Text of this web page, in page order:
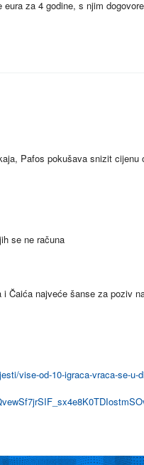
za 4 godine, s njim
Pafos pokušava snizit cijenu
se ne računa
Čaića najveće šanse za poziv
vise-od-10-igraca-vraca-se-u-